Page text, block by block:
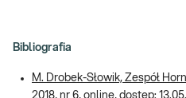
Bibliografia
M. Drobek-Słowik, Zespół
2018, nr 6, online, dostęp: